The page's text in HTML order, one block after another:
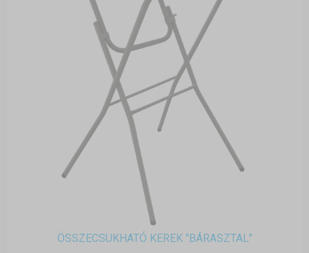
ÖSSZECSUKHATÓ KEREK "BÁRASZTAL"